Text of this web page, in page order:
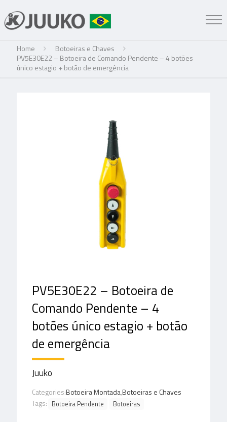
Home
Botoeiras e Chaves
PV5E30E22 – Botoeira de Comando Pendente – 4 botões
único estagio + botão de emergência
PV5E30E22 – Botoeira de
Comando Pendente – 4
botões único estagio + botão
de emergência
Juuko
Categories:Botoeira Montada,Botoeiras e Chaves
Tags: Botoeira Pendente Botoeiras